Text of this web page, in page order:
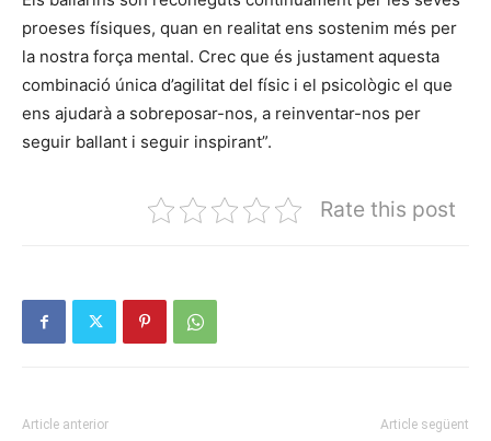
proeses físiques, quan en realitat ens sostenim més per
la nostra força mental. Crec que és justament aquesta
combinació única d’agilitat del físic i el psicològic el que
ens ajudarà a sobreposar-nos, a reinventar-nos per
seguir ballant i seguir inspirant”.
Rate this post
Article anterior Article següent